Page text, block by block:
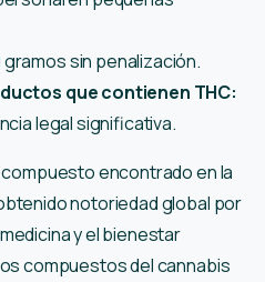
gramos sin penalización.
que contienen THC:
legal significativa.
compuesto encontrado en la
notoriedad global por
y el bienestar
compuestos del cannabis